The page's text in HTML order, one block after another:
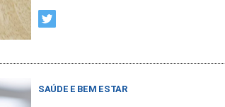
SAÚDE E BEM ESTAR